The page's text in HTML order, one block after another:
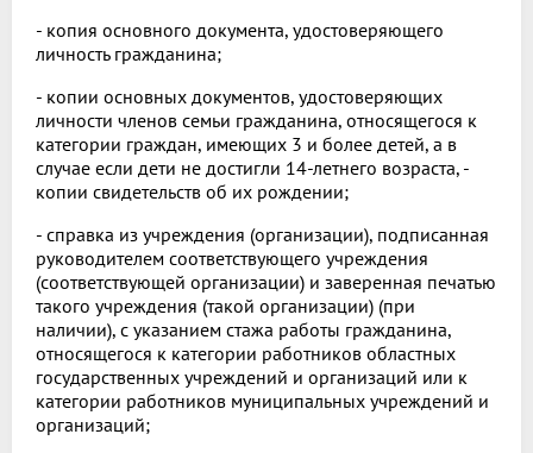
- копия основного документа, удостоверяющего
личность гражданина;
- копии основных документов, удостоверяющих
личности членов семьи гражданина, относящегося к
категории граждан, имеющих 3 и более детей, а в
случае если дети не достигли 14-летнего возраста, -
копии свидетельств об их рождении;
- справка из учреждения (организации), подписанная
руководителем соответствующего учреждения
(соответствующей организации) и заверенная печатью
такого учреждения (такой организации) (при
наличии), с указанием стажа работы гражданина,
относящегося к категории работников областных
государственных учреждений и организаций или к
категории работников муниципальных учреждений и
организаций;